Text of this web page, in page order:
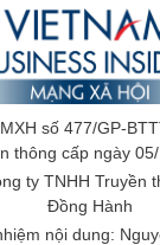
số 477/GP-
thông cấp ngày
ty TNHH Truyền
Đồng Hành
nội dung: